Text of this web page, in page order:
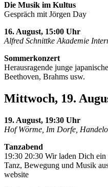
Die Musik im Kultus
Gespräch mit Jörgen Day
16. August, 15:00 Uhr
Alfred Schnittke Akademie
Sommerkonzert
Herausragende junge
Beethoven, Brahms usw.
Mittwoch, 19.
19. August, 19:30 Uhr
Hof Wörme, Im Dorfe,
Tanzabend
19:30 20:30 Wir laden Dich
Tanz, Bewegung und Musik
website